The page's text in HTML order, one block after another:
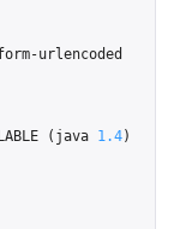
(java 1.4)